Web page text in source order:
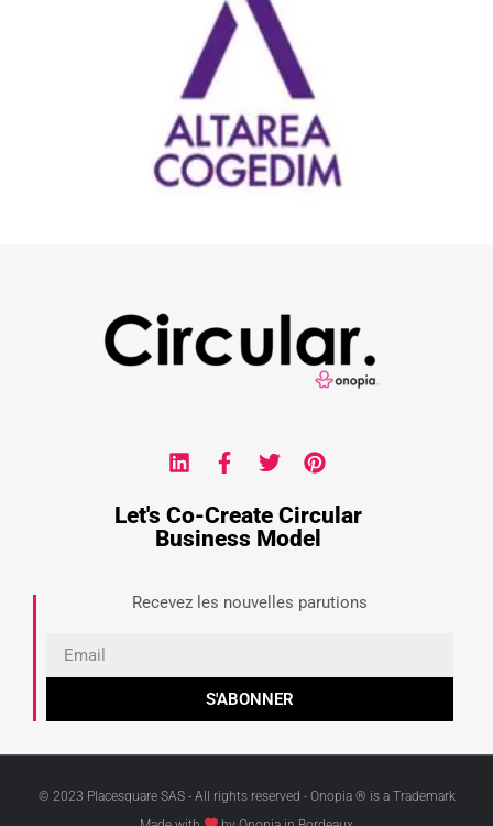
Let's Co-Create Circular
Business Model
Recevez les nouvelles parutions
S'ABONNER
© 2023 Placesquare SAS - All rights reserved - Onopia ® is a Trademark